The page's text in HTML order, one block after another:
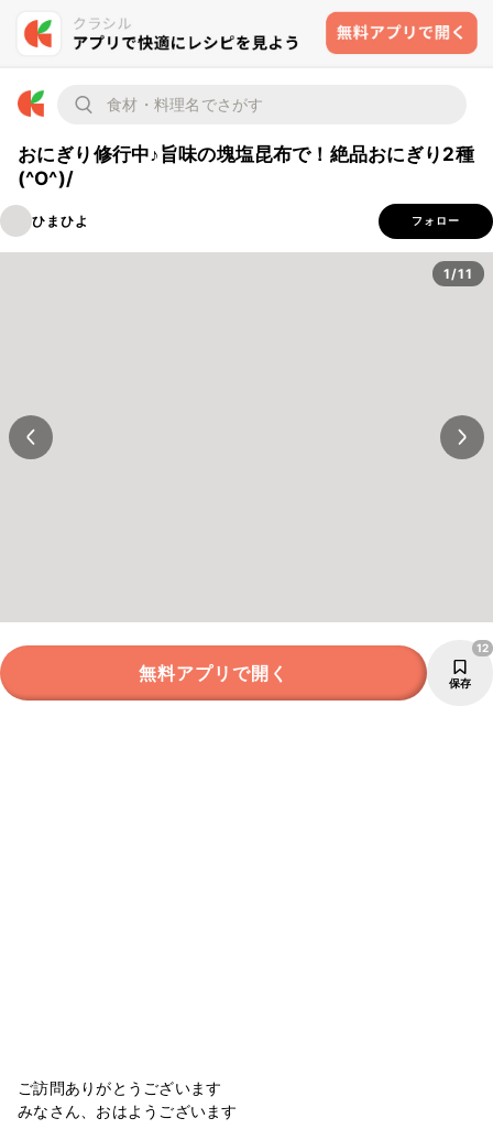
おにぎり修行中♪旨味の塊塩昆布で！絶品おにぎり2種
(^O^)/
ひまひよ フォロー
1/11
無料アプリで開く 保存
12
ご訪問ありがとうございます
みなさん、おはようございます